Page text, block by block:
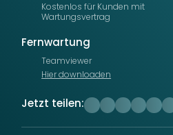
Kostenlos für Kunden mit
Wartungsvertrag
Fernwartung
Teamviewer
Hier downloaden
Jetzt teilen: